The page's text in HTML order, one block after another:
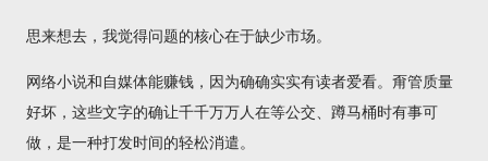
思来想去，我觉得问题的核心在于缺少市场。
网络小说和自媒体能赚钱，因为确确实实有读者爱看。甭管质量
好坏，这些文字的确让千千万万人在等公交、蹲马桶时有事可
做，是一种打发时间的轻松消遣。